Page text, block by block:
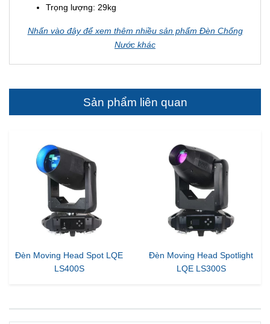
Trọng lượng: 29kg
Nhấn vào đây để xem thêm nhiều sản phẩm Đèn Chống
Nước khác
Sản phẩm liên quan
Đèn Moving Head Spot LQE
LS400S
Đèn Moving Head Spotlight
LQE LS300S